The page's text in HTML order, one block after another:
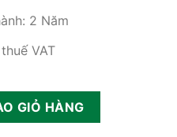
2 Năm
VAT
SMA-04 số lượng
GIỎ HÀNG